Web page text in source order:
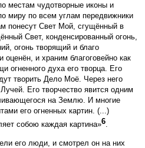
местам чудотворные иконы и
миру по всем углам передвижники
понесут Свет Мой, сгущённый в
Свет, конденсированный огонь,
огонь творящий и благо
и храним благоговейно как
огненного духа его творца. Его
творить Дело Моё. Через него
Его творчество явится одним
на Землю. И многие
его огненных картин. (...)
собою каждая картина»6.
его люди, и смотрел он на них